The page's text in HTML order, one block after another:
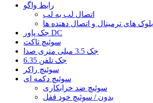
رابط واگو
اتصال لب به لب
بلوک های ترمینال و اتصال دهنده ها
جک پاور DC
سوئیچ تاکت
جک 3.5 میلی متری صدا
6.35 جک تلفن
سوئیچ راکر
سوئیچ دکمه ای
سوئیچ ضد خرابکاری
بدون / سوئیچ خود قفل